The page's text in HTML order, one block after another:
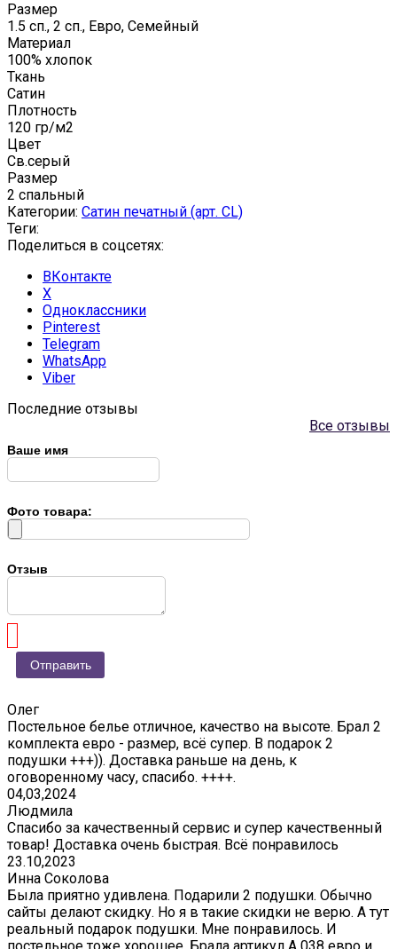
Размер
1.5 сп., 2 сп., Евро, Семейный
Материал
100% хлопок
Ткань
Сатин
Плотность
120 гр/м2
Цвет
Св.серый
Размер
2 спальный
Категории: Сатин печатный (арт. СL)
Теги:
Поделиться в соцсетях:
ВКонтакте
X
Одноклассники
Pinterest
Telegram
WhatsApp
Viber
Последние отзывы
Все отзывы
Ваше имя
Фото товара:
Отзыв
Олег
Постельное белье отличное, качество на высоте. Брал 2
комплекта евро - размер, всё супер. В подарок 2
подушки +++)). Доставка раньше на день, к
оговоренному часу, спасибо. ++++.
04,03,2024
Людмила
Спасибо за качественный сервис и супер качественный
товар! Доставка очень быстрая. Всё понравилось
23.10,2023
Инна Соколова
Была приятно удивлена. Подарили 2 подушки. Обычно
сайты делают скидку. Но я в такие скидки не верю. А тут
реальный подарок подушки. Мне понравилось. И